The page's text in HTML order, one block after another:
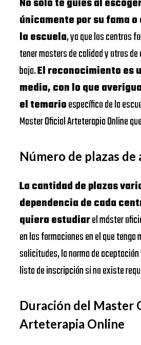
No solo te guíes al
únicamente por su fama
la escuela, ya que los centros
tener masters de calidad y otros
baja.El reconocimiento es
media, con lo que averigua
el temarioespecífico de la
Master Oficial Arteterapia Online
Número de plazas de
La cantidad de plazas
dependencia de cada
quiera estudiarel máster
en las formaciones en el que tenga
solicitudes, la norma de aceptación
lista de inscripción si no existe
Duración del Master
Arteterapia Online